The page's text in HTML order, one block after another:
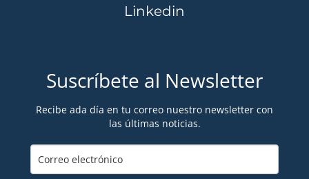
Linkedin
Suscríbete al Newsletter
Recibe ada día en tu correo nuestro newsletter con
las últimas noticias.